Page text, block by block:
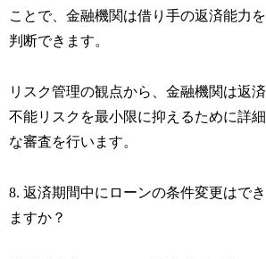
ことで、金融機関は借り手の返済能力を
判断できます。
リスク管理の観点から、金融機関は返済
不能リスクを最小限に抑えるために詳細
な審査を行います。
8. 返済期間中にローンの条件変更はでき
ますか？